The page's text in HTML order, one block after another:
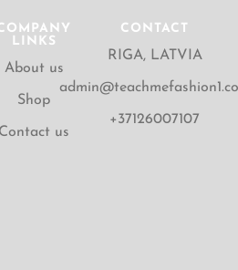
LINKS
About us
Shop
Contact us
CONTACT
RIGA, LATVIA
+37126007107